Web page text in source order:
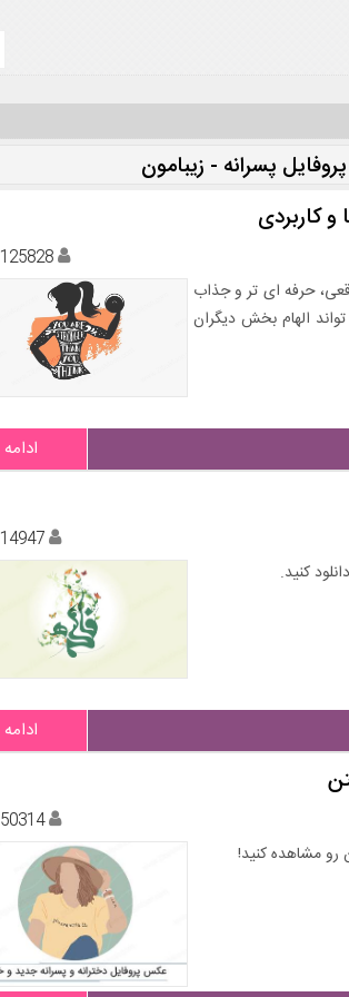
پسرانه - زیبامون
125828
حرفه ای تر و جذاب
الهام بخش دیگران
ادامه
14947
ادامه
50314
رو مشاهده کنید!